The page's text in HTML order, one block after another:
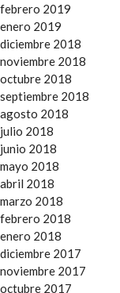
febrero 2019
enero 2019
diciembre 2018
noviembre 2018
octubre 2018
septiembre 2018
agosto 2018
julio 2018
junio 2018
mayo 2018
abril 2018
marzo 2018
febrero 2018
enero 2018
diciembre 2017
noviembre 2017
octubre 2017